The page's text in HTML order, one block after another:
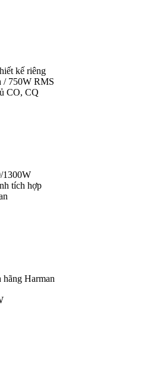
kế riêng
/ 750W RMS
CO, CQ
1300W
tích hợp
hãng Harman